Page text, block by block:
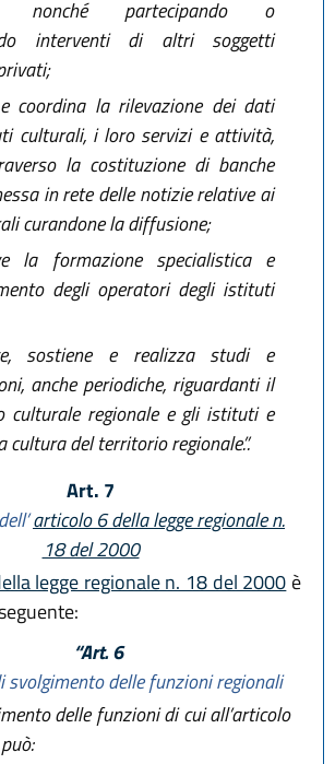
nonché partecipando o
interventi di altri soggetti
coordina la rilevazione dei dati
culturali, i loro servizi e attività,
la costituzione di banche
in rete delle notizie relative ai
curandone la diffusione;
la formazione specialistica e
degli operatori degli istituti
sostiene e realizza studi e
anche periodiche, riguardanti il
culturale regionale e gli istituti e
cultura del territorio regionale.”.
Art. 7
articolo 6 della legge regionale n.
18 del 2000
legge regionale n. 18 del 2000 è
“Art. 6
svolgimento delle funzioni regionali
delle funzioni di cui all’articolo